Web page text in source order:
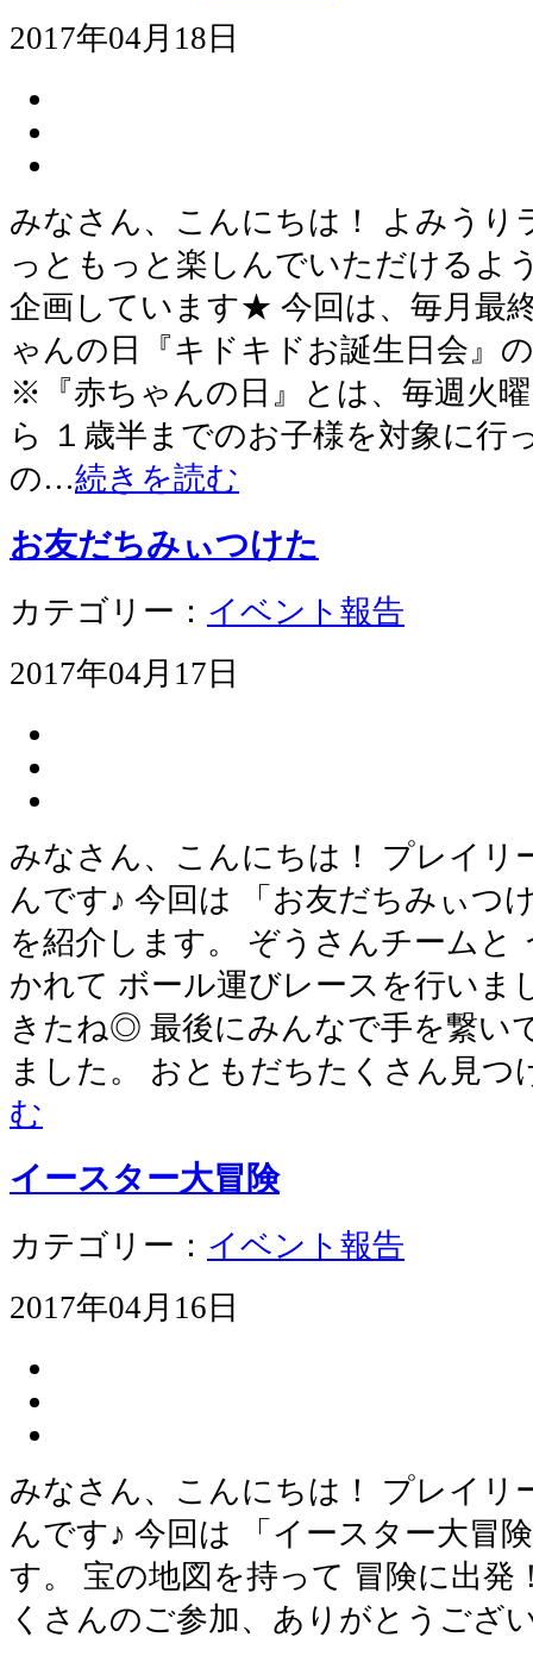
2017年04月18日
みなさん、こんにちは！ よみうり
っともっと楽しんでいただけるよ
企画しています★ 今回は、毎月最
ゃんの日『キドキドお誕生日会』
※『赤ちゃんの日』とは、毎週火
ら １歳半までのお子様を対象に行
の…続きを読む
お友だちみぃつけた
カテゴリー： イベント報告
2017年04月17日
みなさん、こんにちは！ プレイリ
んです♪ 今回は 「お友だちみぃつ
を紹介します。 ぞうさんチームと
かれて ボール運びレースを行いま
きたね◎ 最後にみんなで手を繋い
ました。 おともだちたくさん見
む
イースター大冒険
カテゴリー： イベント報告
2017年04月16日
みなさん、こんにちは！ プレイリ
んです♪ 今回は 「イースター大冒
す。 宝の地図を持って 冒険に出発
くさんのご参加、ありがとうござ